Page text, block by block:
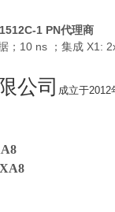
1 PN代理商
；10 ns ；集成 X1:
公司 成立于2012